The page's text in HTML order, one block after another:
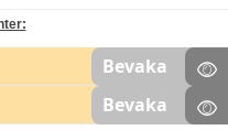
Bevaka
Bevaka